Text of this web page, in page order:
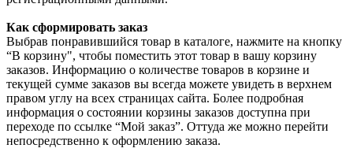
Как сформировать заказ
Выбрав понравившийся товар в каталоге, нажмите на кнопку
“В корзину", чтобы поместить этот товар в вашу корзину
заказов. Информацию о количестве товаров в корзине и
текущей сумме заказов вы всегда можете увидеть в верхнем
правом углу на всех страницах сайта. Более подробная
информация о состоянии корзины заказов доступна при
переходе по ссылке “Мой заказ”. Оттуда же можно перейти
непосредственно к оформлению заказа.